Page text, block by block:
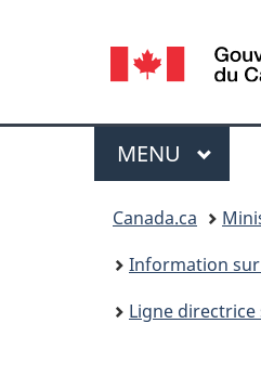
Sélection
de
la
langue
Menu
MENU
Canada.ca
Information
Ligne